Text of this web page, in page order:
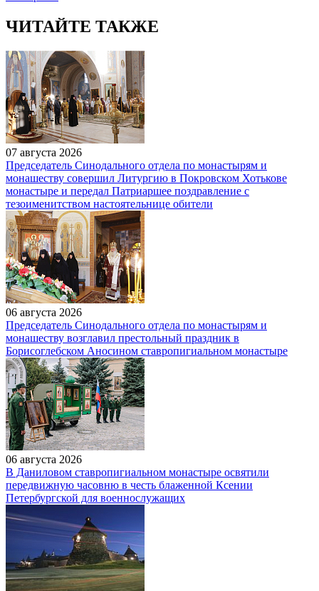
ЧИТАЙТЕ ТАКЖЕ
07 августа 2026
Председатель Синодального отдела по монастырям и
монашеству совершил Литургию в Покровском Хотькове
монастыре и передал Патриаршее поздравление с
тезоименитством настоятельнице обители
06 августа 2026
Председатель Синодального отдела по монастырям и
монашеству возглавил престольный праздник в
Борисоглебском Аносином ставропигиальном монастыре
06 августа 2026
В Даниловом ставропигиальном монастыре освятили
передвижную часовню в честь блаженной Ксении
Петербургской для военнослужащих